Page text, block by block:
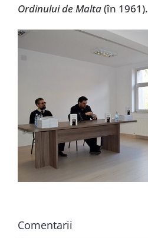
Ordinului de Malta(în 1961).
Comentarii